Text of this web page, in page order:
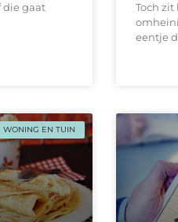
die gaat
Toch zit
eentje
WONING EN TUIN